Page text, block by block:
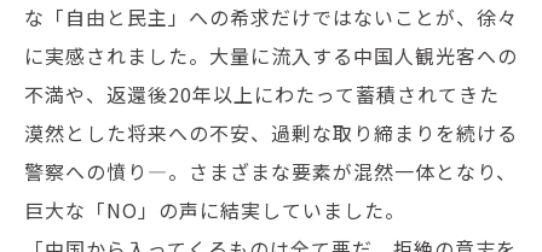
な「自由と民主」への希求だけではないことが、徐々
に実感されました。大量に流入する中国人観光客への
不満や、返還後20年以上にわたって蓄積されてきた
漠然とした将来への不安、過剰な取り締まりを続ける
警察への憤り―。さまざまな要素が混然一体となり、
巨大な「NO」の声に結実していました。